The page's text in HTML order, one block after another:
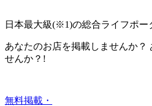
日本最大級(※1)の総合ライフポー
あなたのお店を掲載しませんか？
せんか？!
無料掲載・